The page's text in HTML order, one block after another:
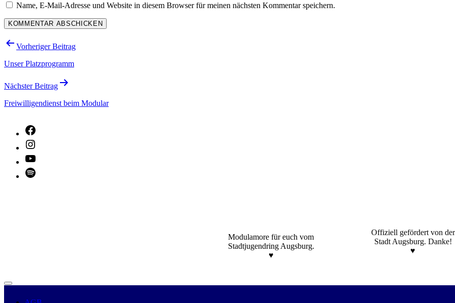
Name, E-Mail-Adresse und Website in diesem Browser für meinen nächsten Kommentar speichern.
Beitragsnavigation
Vorheriger Beitrag
Unser Platzprogramm
Nächster Beitrag
Freiwilligendienst beim Modular
Modulamore für euch vom
Stadtjugendring Augsburg.
♥️
Offiziell gefördert von der
Stadt Augsburg. Danke!
♥️